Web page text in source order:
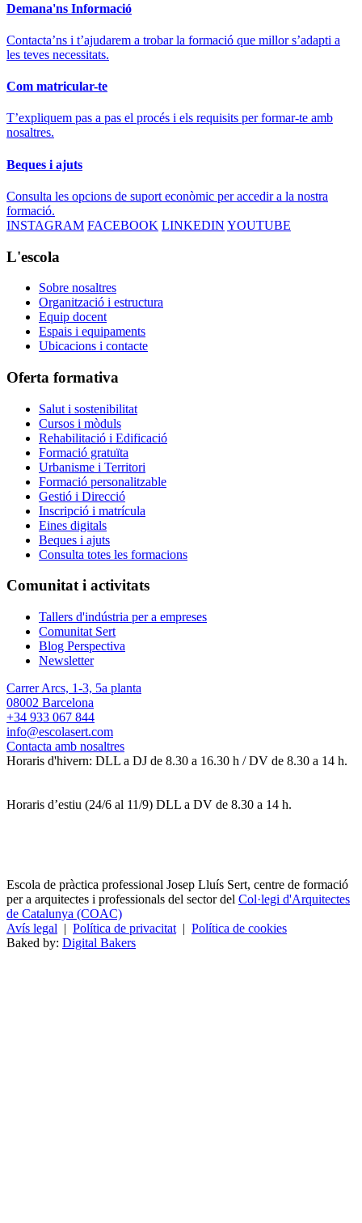
Demana'ns Informació
Contacta’ns i t’ajudarem a trobar la formació que millor s’adapti a
les teves necessitats.
Com matricular-te
T’expliquem pas a pas el procés i els requisits per formar-te amb
nosaltres.
Beques i ajuts
Consulta les opcions de suport econòmic per accedir a la nostra
formació.
INSTAGRAM FACEBOOK LINKEDIN YOUTUBE
L'escola
Sobre nosaltres
Organització i estructura
Equip docent
Espais i equipaments
Ubicacions i contacte
Oferta formativa
Salut i sostenibilitat
Cursos i mòduls
Rehabilitació i Edificació
Formació gratuïta
Urbanisme i Territori
Formació personalitzable
Gestió i Direcció
Inscripció i matrícula
Eines digitals
Beques i ajuts
Consulta totes les formacions
Comunitat i activitats
Tallers d'indústria per a empreses
Comunitat Sert
Blog Perspectiva
Newsletter
Carrer Arcs, 1-3, 5a planta
08002 Barcelona
+34 933 067 844
info@escolasert.com
Contacta amb nosaltres
Horaris d'hivern: DLL a DJ de 8.30 a 16.30 h / DV de 8.30 a 14 h.
Horaris d’estiu (24/6 al 11/9) DLL a DV de 8.30 a 14 h.
Escola de pràctica professional Josep Lluís Sert, centre de formació
per a arquitectes i professionals del sector del Col·legi d'Arquitectes
de Catalunya (COAC)
Avís legal | Política de privacitat | Política de cookies
Baked by: Digital Bakers